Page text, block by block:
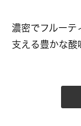
濃密でフルーテ
支える豊かな酸